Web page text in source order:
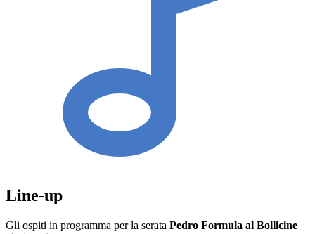
Line-up
Gli ospiti in programma per la serata Pedro Formula al Bollicine